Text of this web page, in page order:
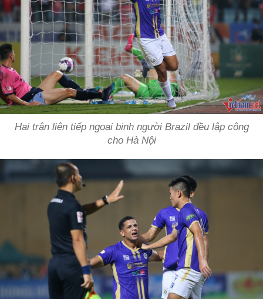
Hai trận liên tiếp ngoại binh người Brazil đều lập công
cho Hà Nội